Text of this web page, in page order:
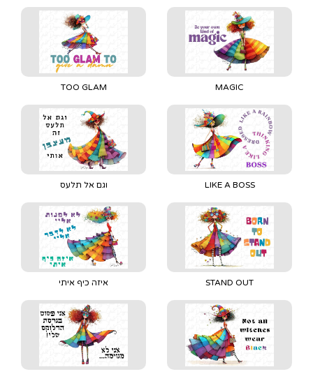
MAGIC
TOO GLAM
LIKE A BOSS וגם אל תלעס
STAND OUT איזה כיף איתי